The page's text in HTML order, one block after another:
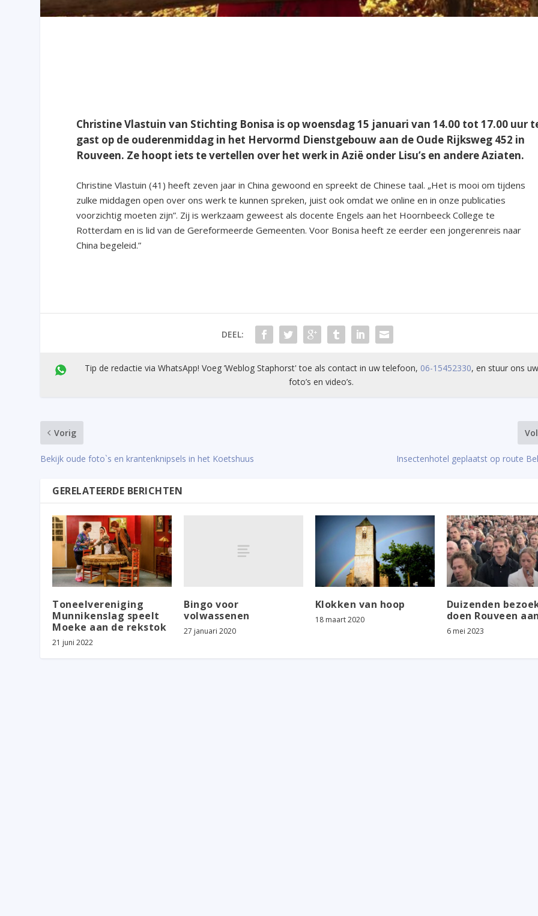
Christine Vlastuin van Stichting Bonisa is op woensdag 15 januari van 14.00 tot 17.00 uur
gast op de ouderenmiddag in het Hervormd Dienstgebouw aan de Oude Rijksweg 452 in
Rouveen. Ze hoopt iets te vertellen over het werk in Azië onder Lisu’s en andere Aziaten.
Christine Vlastuin (41) heeft zeven jaar in China gewoond en spreekt de Chinese taal. „Het is mooi om tijdens
zulke middagen open over ons werk te kunnen spreken, juist ook omdat we online en in onze publicaties
voorzichtig moeten zijn”. Zij is werkzaam geweest als docente Engels aan het Hoornbeeck College te
Rotterdam en is lid van de Gereformeerde Gemeenten. Voor Bonisa heeft ze eerder een jongerenreis naar
China begeleid.”
DEEL:
Tip de redactie via WhatsApp! Voeg ’Weblog Staphorst' toe als contact in uw telefoon, 06-15452330, en stuur ons
foto’s en video’s.
Vorig
Bekijk oude foto`s en krantenknipsels in het Koetshuus Insectenhotel geplaatst op route
GERELATEERDE BERICHTEN
Toneelvereniging
Munnikenslag speelt
Moeke aan de rekstok
21 juni 2022
Bingo voor
volwassenen
27 januari 2020
Klokken van hoop
18 maart 2020
Duizenden
doen Rouveen
6 mei 2023